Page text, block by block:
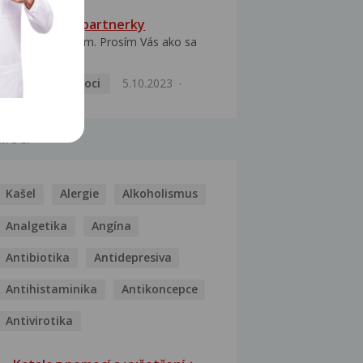
HPV typ 52 u partnerky
Dobrý deň prajem. Prosím Vás ako sa
Pohlavní nemoci
5.10.2023
Kašel Alergie Alkoholismus
Analgetika Angína
Antibiotika Antidepresiva
Antihistaminika Antikoncepce
Antivirotika